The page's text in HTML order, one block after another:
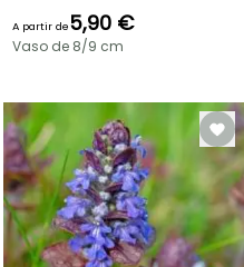
BULBOS
DE
PRIMAVERA
A partir de5,90 €
Vaso de 8/9 cm